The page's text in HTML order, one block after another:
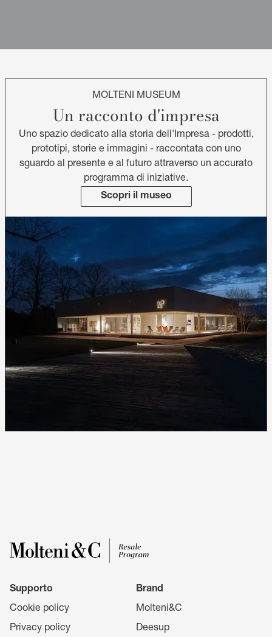
MOLTENI MUSEUM
Un racconto d'impresa
Uno spazio dedicato alla storia dell'Impresa - prodotti,
prototipi, storie e immagini - raccontata con uno
sguardo al presente e al futuro attraverso un accurato
programma di iniziative.
Scopri il museo
Supporto
Cookie policy
Privacy policy
Brand
Molteni&C
Deesup